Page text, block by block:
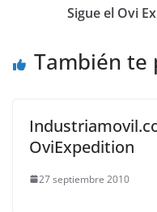
Sigue el Ovi
También te
OviExpedition
27 septiembre 2010